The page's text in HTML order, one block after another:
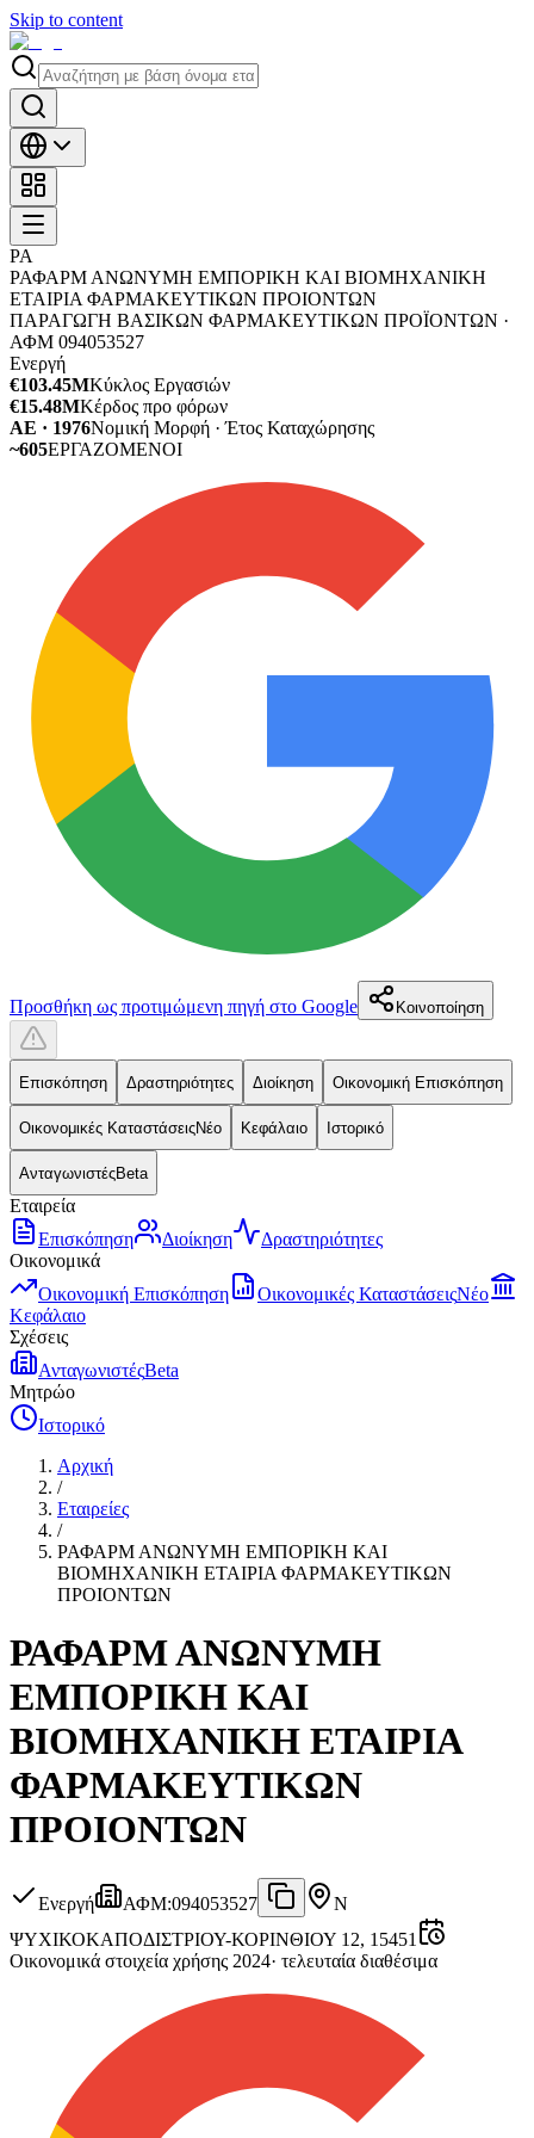
Skip to content
ΡΑ
ΡΑΦΑΡΜ ΑΝΩΝΥΜΗ ΕΜΠΟΡΙΚΗ ΚΑΙ ΒΙΟΜΗΧΑΝΙΚΗ
ΕΤΑΙΡΙΑ ΦΑΡΜΑΚΕΥΤΙΚΩΝ ΠΡΟΙΟΝΤΩΝ
ΠΑΡΑΓΩΓΗ ΒΑΣΙΚΩΝ ΦΑΡΜΑΚΕΥΤΙΚΩΝ ΠΡΟΪΟΝΤΩΝ ·
ΑΦΜ 094053527
Ενεργή
€103.45MΚύκλος Εργασιών
€15.48MΚέρδος προ φόρων
ΑΕ · 1976Νομική Μορφή · Έτος Καταχώρησης
~605ΕΡΓΑΖΟΜΕΝΟΙ
Προσθήκη ως προτιμώμενη πηγή στο Google Κοινοποίηση
Επισκόπηση Δραστηριότητες Διοίκηση Οικονομική Επισκόπηση
Οικονομικές ΚαταστάσειςΝέο Κεφάλαιο Ιστορικό
ΑνταγωνιστέςBeta
Εταιρεία
Επισκόπηση
Διοίκηση
Δραστηριότητες
Οικονομικά
Οικονομική Επισκόπηση
Οικονομικές ΚαταστάσειςΝέο
Κεφάλαιο
Σχέσεις
ΑνταγωνιστέςBeta
Μητρώο
Ιστορικό
Αρχική
/
Εταιρείες
/
ΡΑΦΑΡΜ ΑΝΩΝΥΜΗ ΕΜΠΟΡΙΚΗ ΚΑΙ
ΒΙΟΜΗΧΑΝΙΚΗ ΕΤΑΙΡΙΑ ΦΑΡΜΑΚΕΥΤΙΚΩΝ
ΠΡΟΙΟΝΤΩΝ
ΡΑΦΑΡΜ ΑΝΩΝΥΜΗ
ΕΜΠΟΡΙΚΗ ΚΑΙ
ΒΙΟΜΗΧΑΝΙΚΗ ΕΤΑΙΡΙΑ
ΦΑΡΜΑΚΕΥΤΙΚΩΝ
ΠΡΟΙΟΝΤΩΝ
Ενεργή ΑΦΜ:094053527
Ν
ΨΥΧΙΚΟΚΑΠΟΔΙΣΤΡΙΟΥ-ΚΟΡΙΝΘΙΟΥ 12, 15451
Οικονομικά στοιχεία χρήσης 2024· τελευταία διαθέσιμα